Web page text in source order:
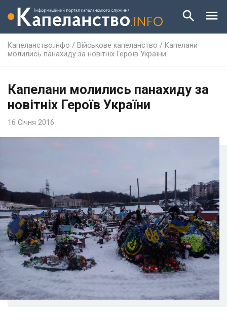
Капеланство.інфо / Військове капеланство / Капелани
молились панахиду за новітніх Героїв України
Капелани молились панахиду за
новітніх Героїв України
16 Січня 2016